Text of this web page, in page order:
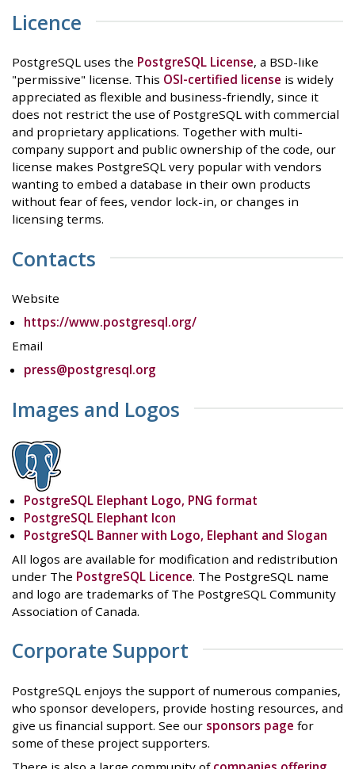
Licence
PostgreSQL uses the PostgreSQL License, a BSD-like
"permissive" license. This OSI-certified license is widely
appreciated as flexible and business-friendly, since it
does not restrict the use of PostgreSQL with commercial
and proprietary applications. Together with multi-
company support and public ownership of the code, our
license makes PostgreSQL very popular with vendors
wanting to embed a database in their own products
without fear of fees, vendor lock-in, or changes in
licensing terms.
Contacts
Website
https://www.postgresql.org/
Email
press@postgresql.org
Images and Logos
PostgreSQL Elephant Logo, PNG format
PostgreSQL Elephant Icon
PostgreSQL Banner with Logo, Elephant and Slogan
All logos are available for modification and redistribution
under The PostgreSQL Licence. The PostgreSQL name
and logo are trademarks of The PostgreSQL Community
Association of Canada.
Corporate Support
PostgreSQL enjoys the support of numerous companies,
who sponsor developers, provide hosting resources, and
give us financial support. See our sponsors page for
some of these project supporters.